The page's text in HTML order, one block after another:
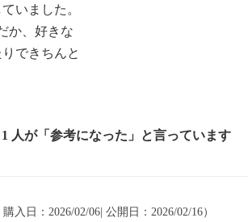
いました。
か、好きな
できちんと
1 人が「参考になった」と言っています
購入日：2026/02/06| 公開日：2026/02/16）